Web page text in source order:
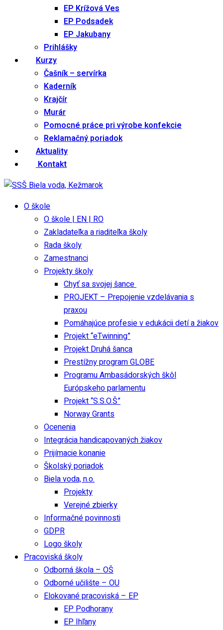
EP Krížová Ves
EP Podsadek
EP Jakubany
Prihlášky
Kurzy
Čašník – servírka
Kaderník
Krajčír
Murár
Pomocné práce pri výrobe konfekcie
Reklamačný poriadok
Aktuality
Kontakt
O škole
O škole | EN | RO
Zakladateľka a riaditeľka školy
Rada školy
Zamestnanci
Projekty školy
Chyť sa svojej šance
PROJEKT – Prepojenie vzdelávania s
praxou
Pomáhajúce profesie v edukácii detí a žiakov
Projekt “eTwinning”
Projekt Druhá šanca
Prestížny program GLOBE
Programu Ambasádorských škôl
Európskeho parlamentu
Projekt “S.S.O.Š”
Norway Grants
Ocenenia
Integrácia handicapovaných žiakov
Prijímacie konanie
Školský poriadok
Biela voda, n.o.
Projekty
Verejné zbierky
Informačné povinnosti
GDPR
Logo školy
Pracoviská školy
Odborná škola – OŠ
Odborné učilište – OU
Elokované pracoviská – EP
EP Podhorany
EP Ihľany